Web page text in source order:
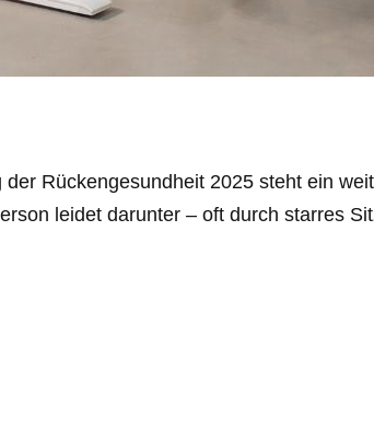
der Rückengesundheit 2025 steht ein
leidet darunter – oft durch starres